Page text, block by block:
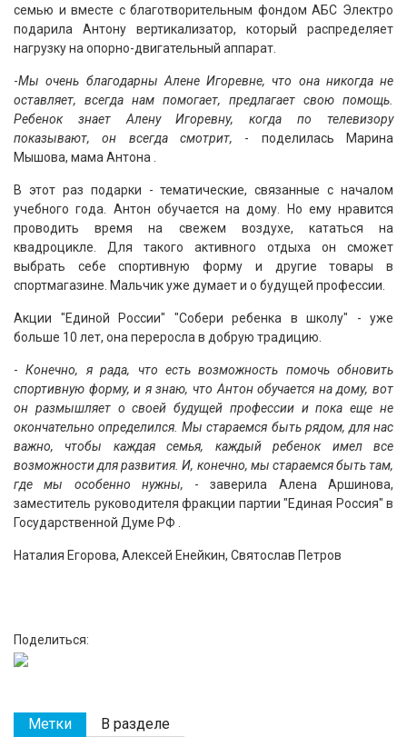
семью и вместе с благотворительным фондом АБС Электро
подарила Антону вертикализатор, который распределяет
нагрузку на опорно-двигательный аппарат.
-Мы очень благодарны Алене Игоревне, что она никогда не
оставляет, всегда нам помогает, предлагает свою помощь.
Ребенок знает Алену Игоревну, когда по телевизору
показывают, он всегда смотрит, - поделилась Марина
Мышова, мама Антона .
В этот раз подарки - тематические, связанные с началом
учебного года. Антон обучается на дому. Но ему нравится
проводить время на свежем воздухе, кататься на
квадроцикле. Для такого активного отдыха он сможет
выбрать себе спортивную форму и другие товары в
спортмагазине. Мальчик уже думает и о будущей профессии.
Акции "Единой России" "Собери ребенка в школу" - уже
больше 10 лет, она переросла в добрую традицию.
-Конечно, я рада, что есть возможность помочь обновить
спортивную форму, и я знаю, что Антон обучается на дому, вот
он размышляет о своей будущей профессии и пока еще не
окончательно определился. Мы стараемся быть рядом, для нас
важно, чтобы каждая семья, каждый ребенок имел все
возможности для развития. И, конечно, мы стараемся быть там,
где мы особенно нужны, - заверила Алена Аршинова,
заместитель руководителя фракции партии "Единая Россия" в
Государственной Думе РФ .
Наталия Егорова, Алексей Енейкин, Святослав Петров
Поделиться:
Метки В разделе